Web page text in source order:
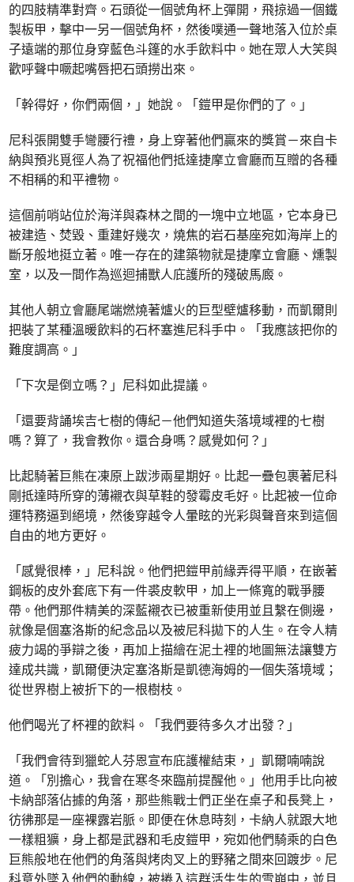
的四肢精準對齊。石頭從一個號角杯上彈開，飛掠過一個鐵
製板甲，擊中一另一個號角杯，然後噗通一聲地落入位於桌
子遠端的那位身穿藍色斗篷的水手飲料中。她在眾人大笑與
歡呼聲中噘起嘴唇把石頭撈出來。
「幹得好，你們兩個，」她說。「鎧甲是你們的了。」
尼科張開雙手彎腰行禮，身上穿著他們贏來的獎賞－來自卡
納與預兆覓徑人為了祝福他們抵達捷摩立會廳而互贈的各種
不相稱的和平禮物。
這個前哨站位於海洋與森林之間的一塊中立地區，它本身已
被建造、焚毀、重建好幾次，燒焦的岩石基座宛如海岸上的
斷牙般地挺立著。唯一存在的建築物就是捷摩立會廳、燻製
室，以及一間作為巡迴捕獸人庇護所的殘破馬廄。
其他人朝立會廳尾端燃燒著爐火的巨型壁爐移動，而凱爾則
把裝了某種溫暖飲料的石杯塞進尼科手中。「我應該把你的
難度調高。」
「下次是倒立嗎？」尼科如此提議。
「還要背誦埃吉七樹的傳紀－他們知道失落境域裡的七樹
嗎？算了，我會教你。還合身嗎？感覺如何？」
比起騎著巨熊在凍原上跋涉兩星期好。比起一疊包裹著尼科
剛抵達時所穿的薄襯衣與草鞋的發霉皮毛好。比起被一位命
運特務逼到絕境，然後穿越令人暈眩的光彩與聲音來到這個
自由的地方更好。
「感覺很棒，」尼科說。他們把鎧甲前緣弄得平順，在嵌著
鋼板的皮外套底下有一件裘皮軟甲，加上一條寬的戰爭腰
帶。他們那件精美的深藍襯衣已被重新使用並且繫在側邊，
就像是個塞洛斯的紀念品以及被尼科拋下的人生。在令人精
疲力竭的爭辯之後，再加上描繪在泥土裡的地圖無法讓雙方
達成共識，凱爾便決定塞洛斯是凱德海姆的一個失落境域；
從世界樹上被折下的一根樹枝。
他們喝光了杯裡的飲料。「我們要待多久才出發？」
「我們會待到獵蛇人芬恩宣布庇護權結束，」凱爾喃喃說
道。「別擔心，我會在寒冬來臨前提醒他。」他用手比向被
卡納部落佔據的角落，那些熊戰士們正坐在桌子和長凳上，
彷彿那是一座裸露岩脈。即便在休息時刻，卡納人就跟大地
一樣粗獷，身上都是武器和毛皮鎧甲，宛如他們騎乘的白色
巨熊般地在他們的角落與烤肉叉上的野豬之間來回踱步。尼